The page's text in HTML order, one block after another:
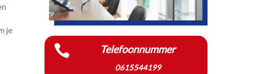
je
 Telefoonnummer
0615544199